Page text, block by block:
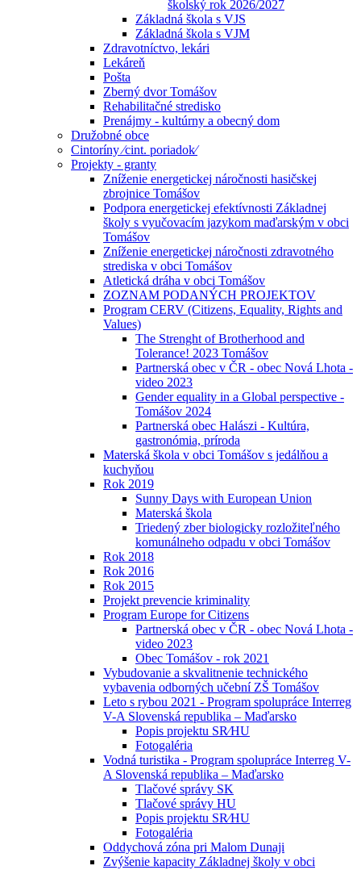
školský rok 2026/2027
Základná škola s VJS
Základná škola s VJM
Zdravotníctvo, lekári
Lekáreň
Pošta
Zberný dvor Tomášov
Rehabilitačné stredisko
Prenájmy - kultúrny a obecný dom
Družobné obce
Cintoríny ⁄cint. poriadok⁄
Projekty - granty
Zníženie energetickej náročnosti hasičskej
zbrojnice Tomášov
Podpora energetickej efektívnosti Základnej
školy s vyučovacím jazykom maďarským v obci
Tomášov
Zníženie energetickej náročnosti zdravotného
strediska v obci Tomášov
Atletická dráha v obci Tomášov
ZOZNAM PODANÝCH PROJEKTOV
Program CERV (Citizens, Equality, Rights and
Values)
The Strenght of Brotherhood and
Tolerance! 2023 Tomášov
Partnerská obec v ČR - obec Nová Lhota -
video 2023
Gender equality in a Global perspective -
Tomášov 2024
Partnerská obec Halászi - Kultúra,
gastronómia, príroda
Materská škola v obci Tomášov s jedálňou a
kuchyňou
Rok 2019
Sunny Days with European Union
Materská škola
Triedený zber biologicky rozložiteľného
komunálneho odpadu v obci Tomášov
Rok 2018
Rok 2016
Rok 2015
Projekt prevencie kriminality
Program Europe for Citizens
Partnerská obec v ČR - obec Nová Lhota -
video 2023
Obec Tomášov - rok 2021
Vybudovanie a skvalitnenie technického
vybavenia odborných učební ZŠ Tomášov
Leto s rybou 2021 - Program spolupráce Interreg
V-A Slovenská republika – Maďarsko
Popis projektu SR⁄HU
Fotogaléria
Vodná turistika - Program spolupráce Interreg V-
A Slovenská republika – Maďarsko
Tlačové správy SK
Tlačové správy HU
Popis projektu SR⁄HU
Fotogaléria
Oddychová zóna pri Malom Dunaji
Zvýšenie kapacity Základnej školy v obci